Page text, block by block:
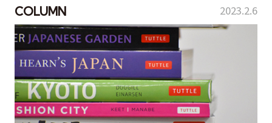
COLUMN 2023.2.6